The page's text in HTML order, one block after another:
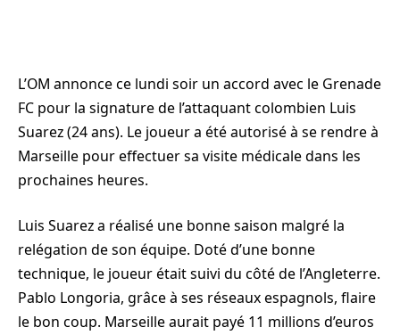
L’OM annonce ce lundi soir un accord avec le Grenade
FC pour la signature de l’attaquant colombien Luis
Suarez (24 ans). Le joueur a été autorisé à se rendre à
Marseille pour effectuer sa visite médicale dans les
prochaines heures.
Luis Suarez a réalisé une bonne saison malgré la
relégation de son équipe. Doté d’une bonne
technique, le joueur était suivi du côté de l’Angleterre.
Pablo Longoria, grâce à ses réseaux espagnols, flaire
le bon coup. Marseille aurait payé 11 millions d’euros